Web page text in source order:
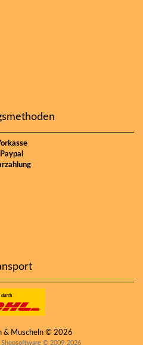
Paypal
& Muscheln © 2026
Shopsoftware © 2009-2026